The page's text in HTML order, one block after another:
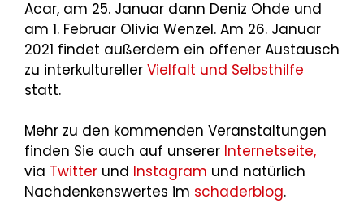
Acar, am 25. Januar dann Deniz Ohde und
am 1. Februar Olivia Wenzel. Am 26. Januar
2021 findet außerdem ein offener Austausch
zu interkultureller Vielfalt und Selbsthilfe
statt.
Mehr zu den kommenden Veranstaltungen
finden Sie auch auf unserer Internetseite,
via Twitter und Instagram und natürlich
Nachdenkenswertes im schaderblog.